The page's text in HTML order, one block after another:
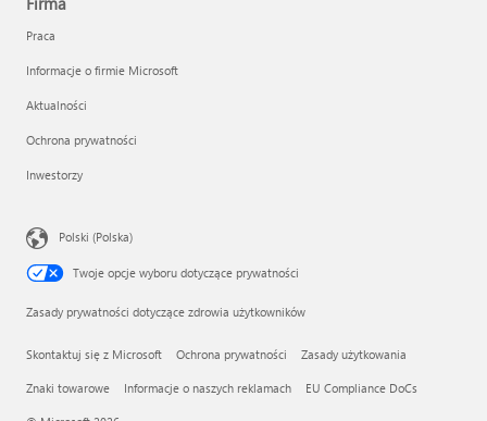
Praca
Informacje o firmie Microsoft
Aktualności
Ochrona prywatności
Inwestorzy
Polski (Polska)
Twoje opcje wyboru dotyczące prywatności
Zasady prywatności dotyczące zdrowia użytkowników
Skontaktuj się z Microsoft Ochrona prywatności Zasady użytkowania
Znaki towarowe Informacje o naszych reklamach EU Compliance DoCs